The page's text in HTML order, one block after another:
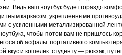
Ведь ваш ноутбук будет гораздо
каркасом, укрепленными
с усиленными металлизированной
чтобы потом вам не пришлось
об асфальт портативного
вкус и кошелек: студенту — рюкзак,